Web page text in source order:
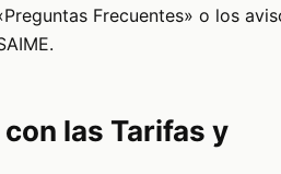
Frecuentes» o los
las Tarifas y